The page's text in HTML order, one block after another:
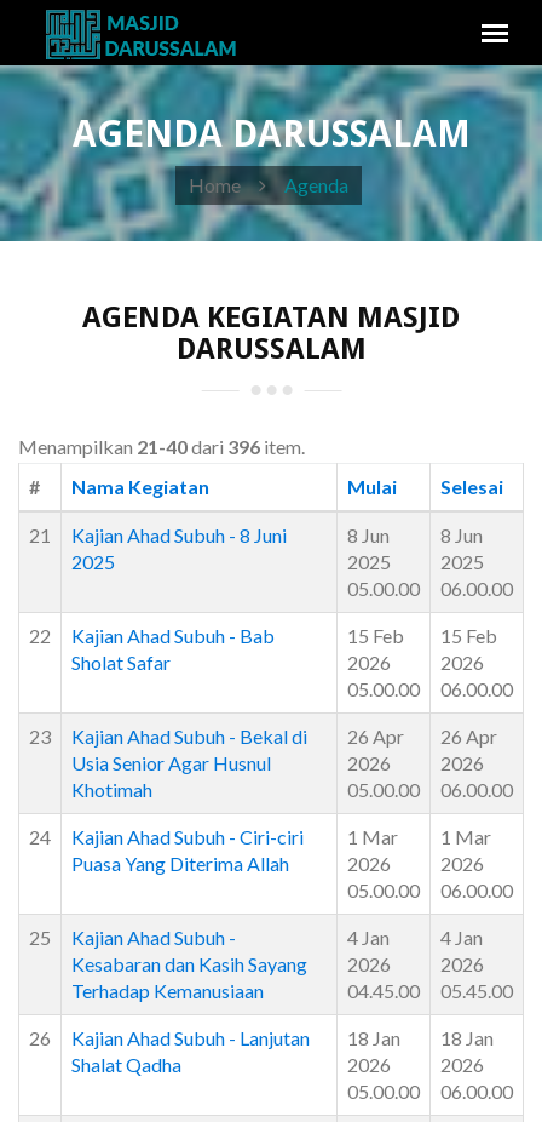
AGENDA DARUSSALAM
Home Agenda
AGENDA KEGIATAN MASJID
DARUSSALAM
Menampilkan 21-40dari 396 item.
#
Nama Kegiatan Mulai Selesai
21
Kajian Ahad Subuh - 8 Juni
2025
8 Jun
2025
05.00.00
8 Jun
2025
06.00.00
22
Kajian Ahad Subuh - Bab
Sholat Safar
15 Feb
2026
05.00.00
15 Feb
2026
06.00.00
23
Kajian Ahad Subuh - Bekal di
Usia Senior Agar Husnul
Khotimah
26 Apr
2026
05.00.00
26 Apr
2026
06.00.00
24
Kajian Ahad Subuh - Ciri-ciri
Puasa Yang Diterima Allah
1 Mar
2026
05.00.00
1 Mar
2026
06.00.00
25
Kajian Ahad Subuh -
Kesabaran dan Kasih Sayang
Terhadap Kemanusiaan
4 Jan
2026
04.45.00
4 Jan
2026
05.45.00
26
Kajian Ahad Subuh - Lanjutan
Shalat Qadha
18 Jan
2026
05.00.00
18 Jan
2026
06.00.00